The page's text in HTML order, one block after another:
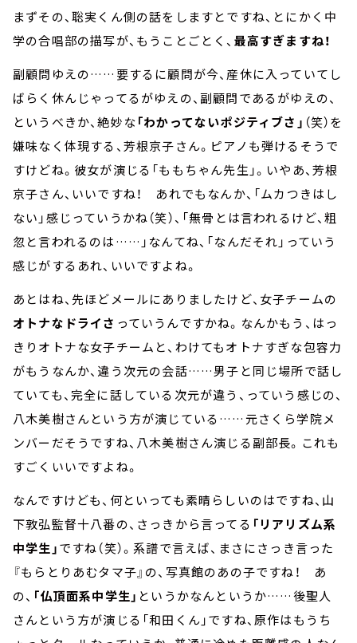
まずその、聡実くん側の話をしますとですね、とにかく中
学の合唱部の描写が、もうことごとく、 最高すぎますね！
副顧問ゆえの……要するに顧問が今、産休に入っていてし
ばらく休んじゃってるがゆえの、副顧問であるがゆえの、
というべきか、絶妙な「わかってないポジティブさ」 （笑）を
嫌味なく体現する、芳根京子さん。ピアノも弾けるそうで
すけどね。彼女が演じる「ももちゃん先生」。いやあ、芳根
京子さん、いいですね！ あれでもなんか、「ムカつきはし
ない」感じっていうかね（笑）、「無骨とは言われるけど、粗
忽と言われるのは……」なんてね、「なんだそれ」っていう
感じがするあれ、いいですよね。
あとはね、先ほどメールにありましたけど、女子チームの
オトナなドライさ っていうんですかね。なんかもう、はっ
きりオトナな女子チームと、わけてもオトナすぎな包容力
がもうなんか、違う次元の会話……男子と同じ場所で話し
ていても、完全に話している次元が違う、っていう感じの、
八木美樹さんという方が演じている……元さくら学院メ
ンバーだそうですね、八木美樹さん演じる副部長。これも
すごくいいですよね。
なんですけども、何といっても素晴らしいのはですね、山
下敦弘監督十八番の、さっきから言ってる 「リアリズム系
中学生」ですね（笑）。系譜で言えば、まさにさっき言った
『もらとりあむタマ子』の、写真館のあの子ですね！ あ
の、 「仏頂面系中学生」 というかなんというか……後聖人
さんという方が演じる「和田くん」ですね、原作はもうち